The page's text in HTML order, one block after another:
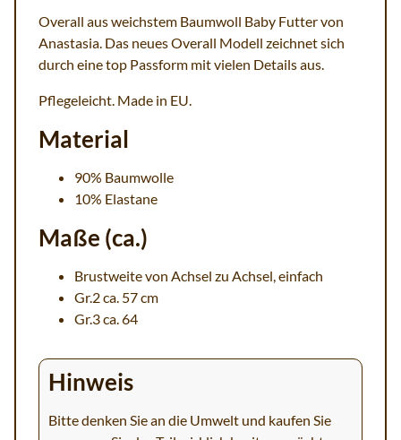
Overall aus weichstem Baumwoll Baby Futter von
Anastasia. Das neues Overall Modell zeichnet sich
durch eine top Passform mit vielen Details aus.
Pflegeleicht. Made in EU.
Material
90% Baumwolle
10% Elastane
Maße (ca.)
Brustweite von Achsel zu Achsel, einfach
Gr.2 ca. 57 cm
Gr.3 ca. 64
Hinweis
Bitte denken Sie an die Umwelt und kaufen Sie